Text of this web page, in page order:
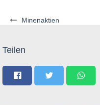
Minenaktien
Teilen